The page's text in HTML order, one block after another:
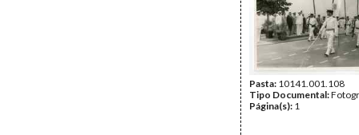
Pasta: 10141.001.108
Tipo Documental:
Página(s): 1